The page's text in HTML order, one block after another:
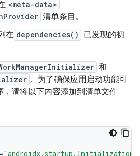
<meta-data>
清单条目。
在 dependencies()
已发现的初
和
。为了确保应用启动功能可
，请将以下内容添加到清单文件
=